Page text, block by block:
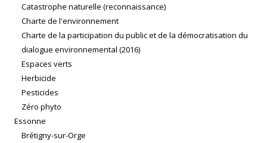
Catastrophe naturelle (reconnaissance)
Charte de l'environnement
Charte de la participation du public et de la démocratisation du
dialogue environnemental (2016)
Espaces verts
Herbicide
Pesticides
Zéro phyto
Essonne
Brétigny-sur-Orge